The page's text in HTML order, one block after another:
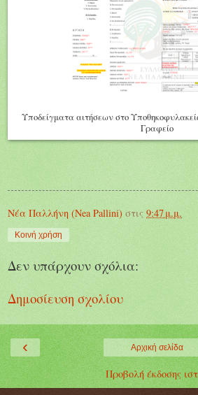
Υποδείγματα αιτήσεων στο
Γραφείο
Νέα Παλλήνη (Nea Pallini) στις 9:47 μ.μ.
Κοινή χρήση
Δεν υπάρχουν σχόλια:
Δημοσίευση σχολίου
‹ Αρχική σελίδα
Προβολή έκδοσης